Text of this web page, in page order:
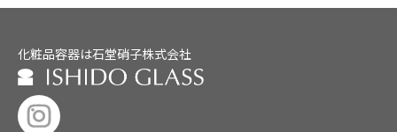
化粧品容器は石堂硝子株式会社